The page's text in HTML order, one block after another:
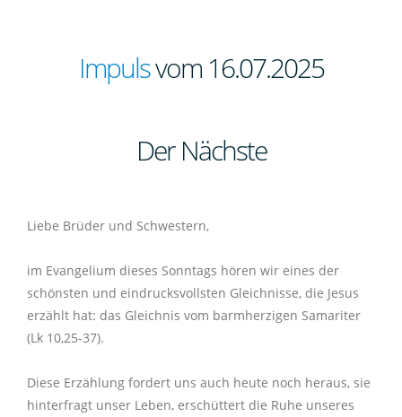
Pfarrbüro
Kirchen
Gruppen
Pfarrei Mühlhausen
Kirchenverwaltung
Pfarrheim
Aktueller Pfarrbrief
Taufe
Gottesdienstordnung
Seelsorge
Hauskommunion
Einen Seelsorger erreichen
Caritas
Impulsvom 16.07.2025
Der Nächste
Liebe Brüder und Schwestern,
im Evangelium dieses Sonntags hören wir eines der
schönsten und eindrucksvollsten Gleichnisse, die Jesus
erzählt hat: das Gleichnis vom barmherzigen Samariter
(Lk 10,25-37).
Diese Erzählung fordert uns auch heute noch heraus, sie
hinterfragt unser Leben, erschüttert die Ruhe unseres